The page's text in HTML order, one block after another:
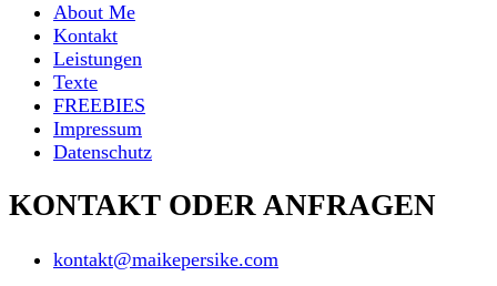
About Me
Kontakt
Leistungen
Texte
FREEBIES
Impressum
Datenschutz
KONTAKT ODER ANFRAGEN
kontakt@maikepersike.com